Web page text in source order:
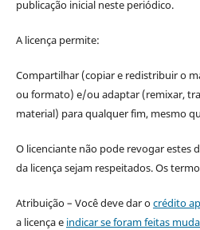
publicação inicial neste periódico.
A licença permite:
Compartilhar (copiar e redistribuir o
ou formato) e/ou adaptar (remixar,
material) para qualquer fim, mesmo
O licenciante não pode revogar estes
da licença sejam respeitados. Os
Atribuição – Você deve dar ocrédito
a licença e indicar se foram feitas